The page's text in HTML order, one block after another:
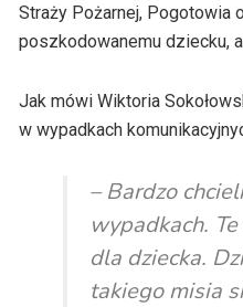
Straży Pożarnej, Pogotowia
poszkodowanemu dziecku,
Jak mówi Wiktoria
w wypadkach
– Bardzo
wypadkach.
dla dziecka.
takiego misia